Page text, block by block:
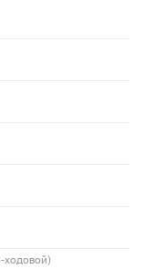
ходовой)